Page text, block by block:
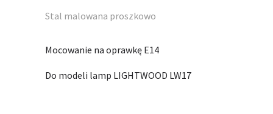
Stal malowana proszkowo
Mocowanie na oprawkę E14
Do modeli lamp LIGHTWOOD LW17